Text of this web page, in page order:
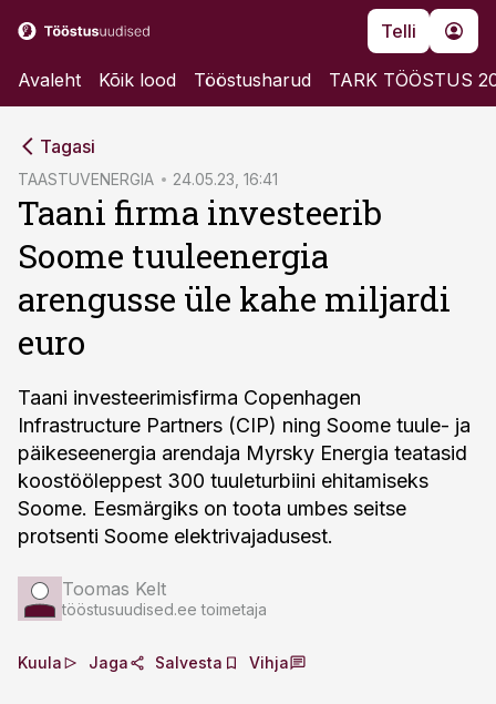
Telli
Avaleht Kõik lood Tööstusharud TARK TÖÖSTUS
Tagasi
TAASTUVENERGIA 24.05.23, 16:41
Taani firma investeerib
Soome tuuleenergia
arengusse üle kahe miljardi
euro
Taani investeerimisfirma Copenhagen
Infrastructure Partners (CIP) ning Soome tuule- ja
päikeseenergia arendaja Myrsky Energia teatasid
koostööleppest 300 tuuleturbiini ehitamiseks
Soome. Eesmärgiks on toota umbes seitse
protsenti Soome elektrivajadusest.
Toomas Kelt
tööstusuudised.ee toimetaja
Kuula Jaga Salvesta Vihja